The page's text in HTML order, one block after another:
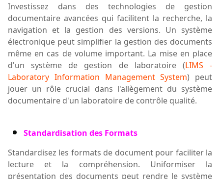
Investissez dans des technologies de gestion
documentaire avancées qui facilitent la recherche, la
navigation et la gestion des versions. Un système
électronique peut simplifier la gestion des documents
même en cas de volume important. La mise en place
d'un système de gestion de laboratoire (LIMS -
Laboratory Information Management System) peut
jouer un rôle crucial dans l'allègement du système
documentaire d'un laboratoire de contrôle qualité.
Standardisation des Formats
Standardisez les formats de document pour faciliter la
lecture et la compréhension. Uniformiser la
présentation des documents peut rendre le système